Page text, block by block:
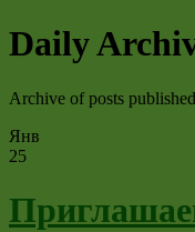
Daily
Archive of posts
Янв
25